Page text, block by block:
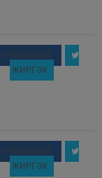
ХУВААЛЦАХ
ЖИРГЭХ
ХУВААЛЦАХ
ЖИРГЭХ